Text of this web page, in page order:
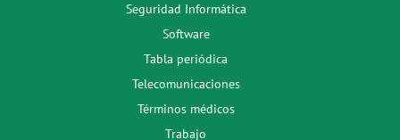
Seguridad Informática
Software
Tabla periódica
Telecomunicaciones
Términos médicos
Trabajo